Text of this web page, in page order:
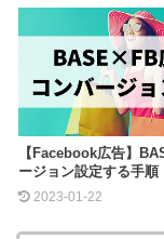
【Facebook広告】
ージョン設定する手順
2023-01-22